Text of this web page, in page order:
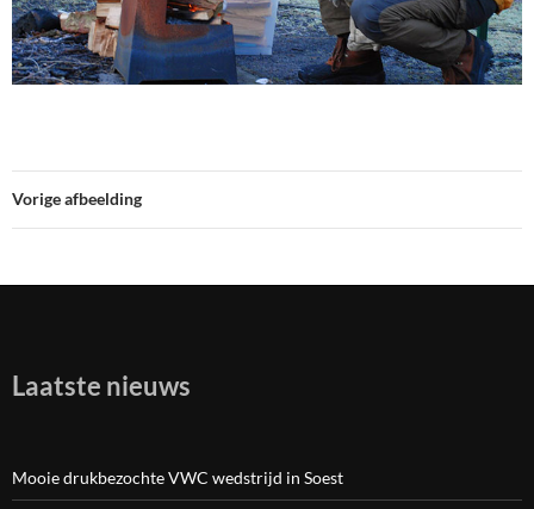
Vorige afbeelding
Laatste nieuws
Mooie drukbezochte VWC wedstrijd in Soest